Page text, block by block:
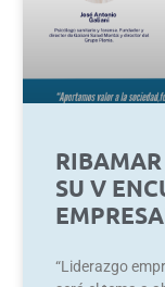
SU V
“Liderazgo